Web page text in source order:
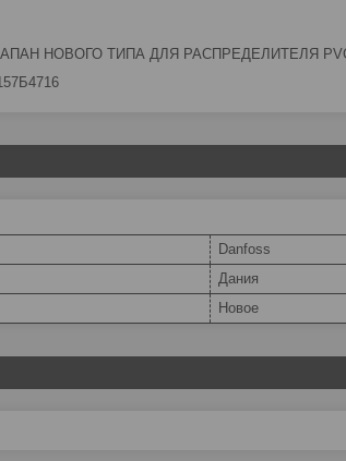
НОВОГО ТИПА ДЛЯ РАСПРЕДЕЛИТЕЛЯ
Danfoss
Дания
Новое